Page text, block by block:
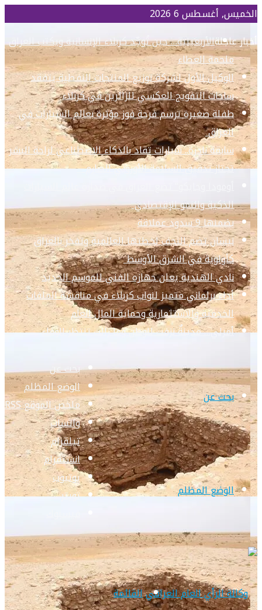
الخميس, أغسطس 6 2026
أخبار عاجلةالأربعينية… حين تُوحِّد كربلاء الإنسانية ويكتب العراق
ملحمة العطاء
الوكيل الأول لشركة توزيع المنتجات النفطية يتفقد
ساحات التفويج العكسي للزائرين في كربلاء
طفلة صغيرة ترسم فرحة فوز مؤثرة بعالم السيارات في
العراق
سابقة نادرة.. سيارات تقاد بالذكاء الاصطناعي لراحة البشر
تجتاز تدقيق السلامة الأوروبي الصارم
الذكية والنمو الإقتصادي
بضمنها 9 سدود عملاقة
نيسان تضم النجف لخطتها العالمية وتفخر بالعراق
كأولوية في الشرق الأوسط
نادي الهندية يعلن جهازه الفني للموسم الجديد
أداء برلماني متميز لنواب كربلاء في مناقشة الملفات
الخدمية والاستثمارية وحماية المال العام
أمرلي… مدينةٌ نزفت للوطن وما زالت تنتظر الوفاء
بحث عن
الوضع المظلم
ملخص الموقع RSS
واتساب
تيلقرام
انستقرام
يوتيوب
تويتر
بحث عن
الوضع المظلم
القائمة